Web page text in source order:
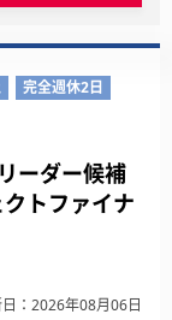
完全週休2日
ーダー候補
トファイナ
：2026年08月06日